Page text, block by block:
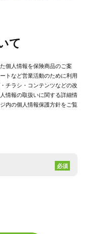
て
個人情報を保険商品のご案
トなど営業活動のために利用
チラシ・コンテンツなどの改
情報の取扱いに関する詳細情
内の個人情報保護方針をご覧
必須